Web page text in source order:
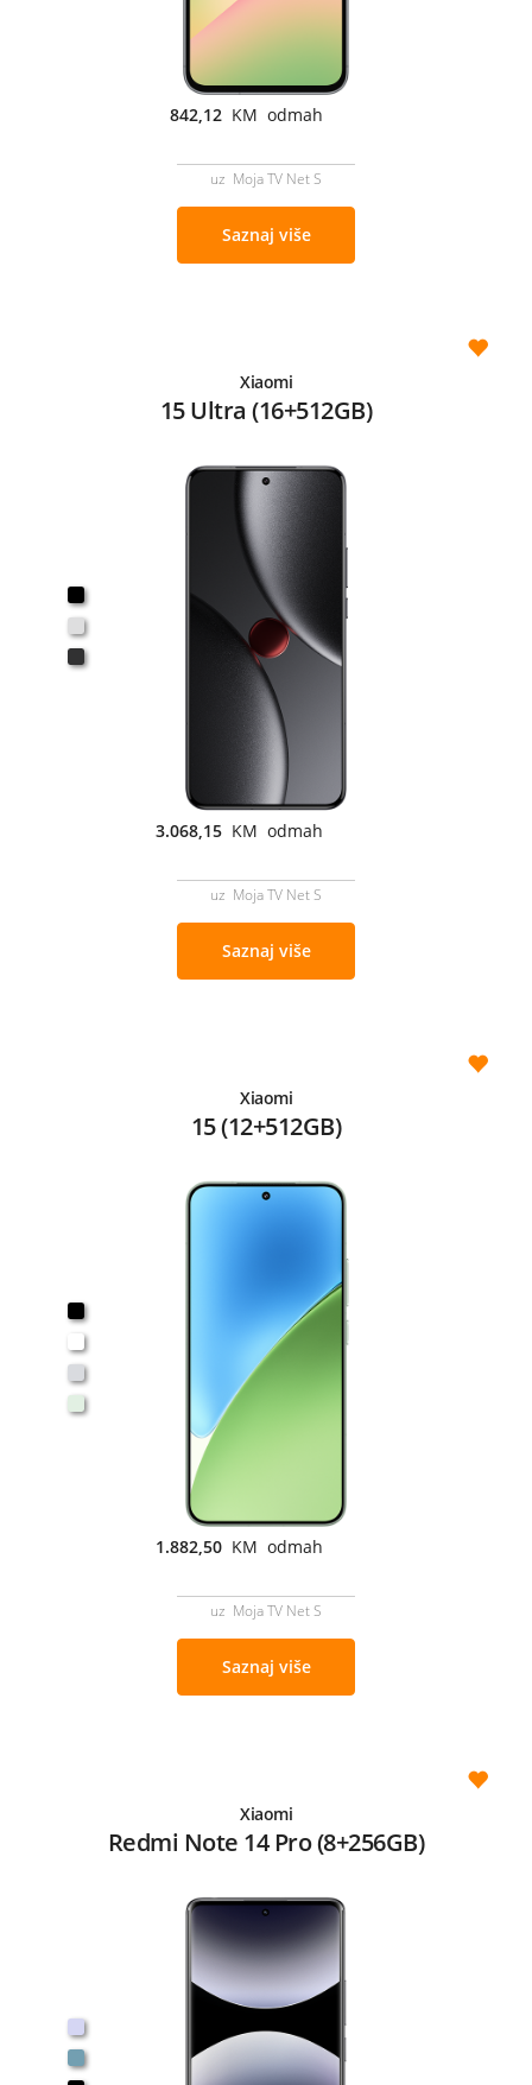
842,12 KM odmah
uz Moja TV Net S
Saznaj više
Xiaomi
15 Ultra (16+512GB)
3.068,15 KM odmah
uz Moja TV Net S
Saznaj više
Xiaomi
15 (12+512GB)
1.882,50 KM odmah
uz Moja TV Net S
Saznaj više
Xiaomi
Redmi Note 14 Pro (8+256GB)